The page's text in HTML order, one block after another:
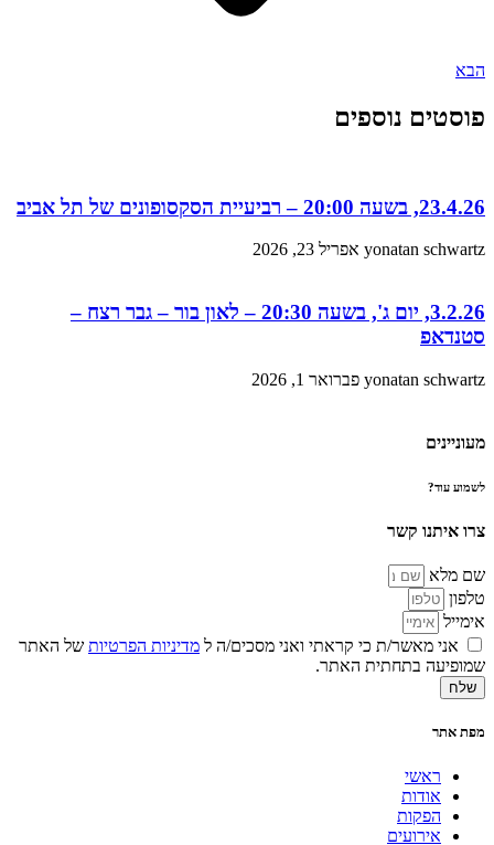
הבא
פוסטים נוספים
23.4.26, בשעה 20:00 – רביעיית הסקסופונים של תל אביב
yonatan schwartz אפריל 23, 2026
3.2.26, יום ג', בשעה 20:30 – לאון בור – גבר רצח –
סטנדאפ
yonatan schwartz פברואר 1, 2026
מעוניינים
לשמוע עוד?
צרו איתנו קשר
שם מלא
טלפון
אימייל
אני מאשר/ת כי קראתי ואני מסכים/ה ל מדיניות הפרטיות של האתר
שמופיעה בתחתית האתר.
שלח
מפת אתר
ראשי
אודות
הפקות
אירועים